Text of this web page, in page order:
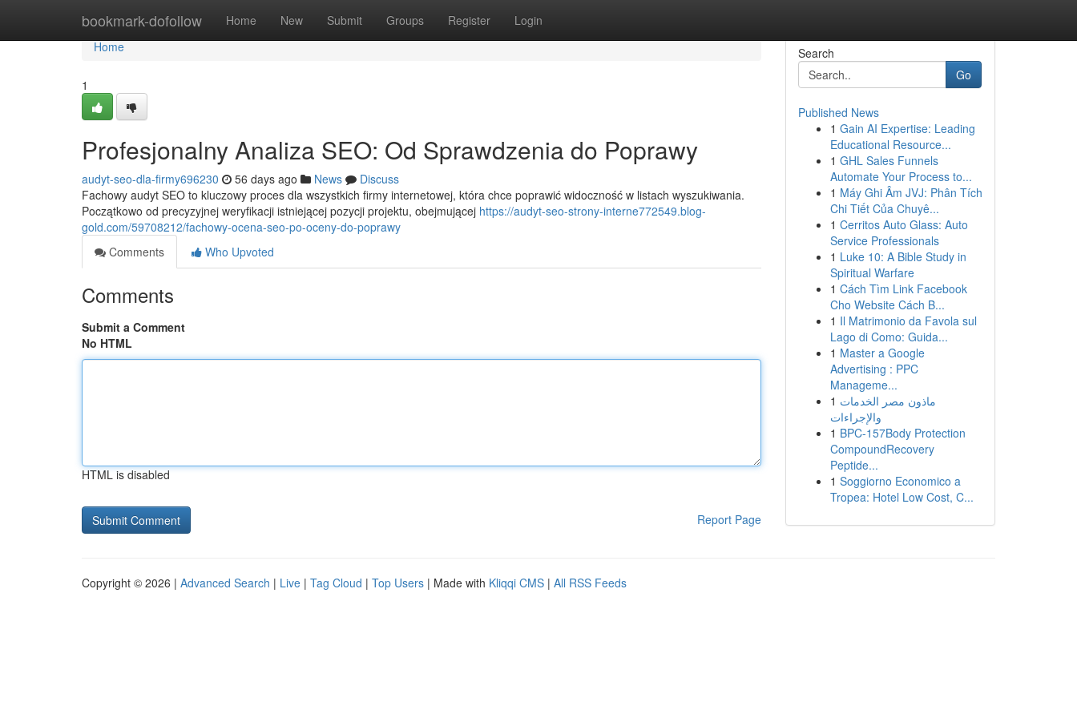
bookmark-dofollow Home New Submit Groups Register Login
Home
Home
1
Profesjonalny Analiza SEO: Od Sprawdzenia do Poprawy
audyt-seo-dla-firmy696230 56 days ago News
Discuss
Fachowy audyt SEO to kluczowy proces dla wszystkich firmy internetowej, która chce poprawić widoczność w listach wyszukiwania.
Początkowo od precyzyjnej weryfikacji istniejącej pozycji projektu, obejmującej https://audyt-seo-strony-interne772549.blog-
gold.com/59708212/fachowy-ocena-seo-po-oceny-do-poprawy
Comments
Who Upvoted
Comments
Submit a Comment
No HTML
HTML is disabled
Report Page
Search
Go
Published News
1 Gain AI Expertise: Leading
Educational Resource...
1 GHL Sales Funnels
Automate Your Process to...
1 Máy Ghi Âm JVJ: Phân Tích
Chi Tiết Của Chuyê...
1 Cerritos Auto Glass: Auto
Service Professionals
1 Luke 10: A Bible Study in
Spiritual Warfare
1 Cách Tìm Link Facebook
Cho Website Cách B...
1 Il Matrimonio da Favola sul
Lago di Como: Guida...
1 Master a Google
Advertising : PPC
Manageme...
1 ماذون مصر الخدمات
والإجراءات
1 BPC-157Body Protection
CompoundRecovery
Peptide...
1 Soggiorno Economico a
Tropea: Hotel Low Cost, C...
Copyright © 2026 | Advanced Search | Live | Tag Cloud | Top Users | Made with Kliqqi CMS | All RSS Feeds